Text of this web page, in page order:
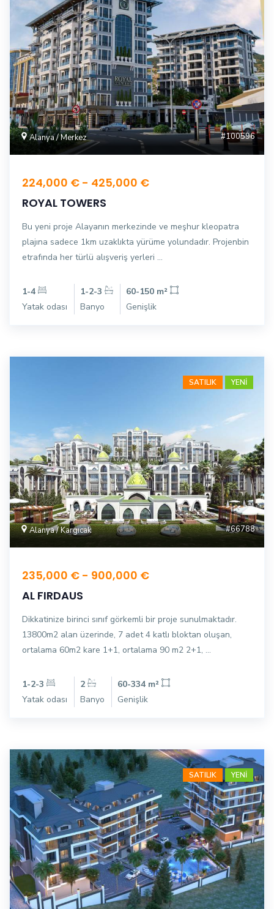
Alanya / Merkez #100596
224,000 € - 425,000 €
ROYAL TOWERS
Bu yeni proje Alayanın merkezinde ve meşhur kleopatra
plajına sadece 1km uzaklıkta yürüme yolundadır. Projenbin
etrafında her türlü alışveriş yerleri ...
1-4
Yatak odası
1-2-3
Banyo
60-150 m²
Genişlik
SATILIK YENİ
Alanya / Kargıcak #66788
235,000 € - 900,000 €
AL FIRDAUS
Dikkatinize birinci sınıf görkemli bir proje sunulmaktadır.
13800m2 alan üzerinde, 7 adet 4 katlı bloktan oluşan,
ortalama 60m2 kare 1+1, ortalama 90 m2 2+1, ...
1-2-3
Yatak odası
2
Banyo
60-334 m²
Genişlik
SATILIK YENİ